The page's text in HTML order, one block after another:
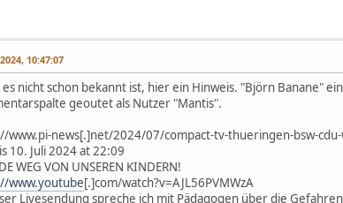
10:47:07
es nicht schon bekannt ist, hier ein Hinweis. "Björn Banane"
geoutet als Nutzer "Mantis".
www.pi-news[.]net/2024/07/compact-tv-thueringen-bsw-
10. Juli 2024 at 22:09
WEG VON UNSEREN KINDERN!
www.youtube[.]com/watch?v=AJL56PVMWzA
Livesendung spreche ich mit Pädagogen über die